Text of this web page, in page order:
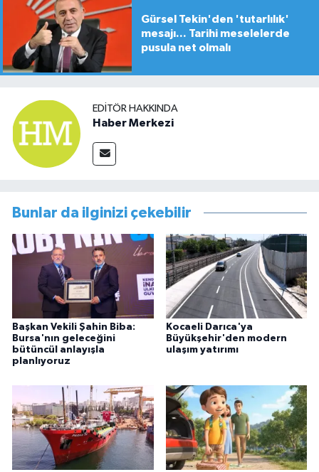
Gürsel Tekin'den 'tutarlılık'
mesajı... Tarihi meselelerde
pusula net olmalı
EDITÖR HAKKINDA
Haber Merkezi
Bunlar da ilginizi çekebilir
Başkan Vekili Şahin Biba:
Bursa'nın geleceğini
bütüncül anlayışla
planlıyoruz
Kocaeli Darıca'ya
Büyükşehir'den modern
ulaşım yatırımı